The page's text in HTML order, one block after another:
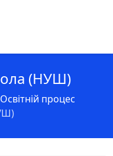
(НУШ)
Освітній процес